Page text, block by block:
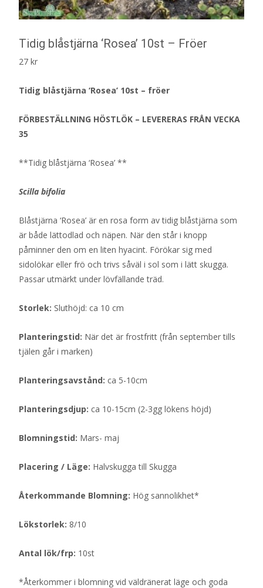
Tidig blåstjärna ‘Rosea’ 10st – Fröer
27 kr
Tidig blåstjärna ‘Rosea’ 10st – fröer
FÖRBESTÄLLNING HÖSTLÖK – LEVERERAS FRÅN VECKA
35
**Tidig blåstjärna ‘Rosea’ **
Scilla bifolia
Blåstjärna ‘Rosea’ är en rosa form av tidig blåstjärna som
är både lättodlad och näpen. När den står i knopp
påminner den om en liten hyacint. Förökar sig med
sidolökar eller frö och trivs såväl i sol som i lätt skugga.
Passar utmärkt under lövfällande träd.
Storlek: Sluthöjd: ca 10 cm
Planteringstid: När det är frostfritt (från september tills
tjälen går i marken)
Planteringsavstånd: ca 5-10cm
Planteringsdjup: ca 10-15cm (2-3gg lökens höjd)
Blomningstid: Mars- maj
Placering / Läge: Halvskugga till Skugga
Återkommande Blomning: Hög sannolikhet*
Lökstorlek: 8/10
Antal lök/frp: 10st
*Återkommer i blomning vid väldränerat läge och goda